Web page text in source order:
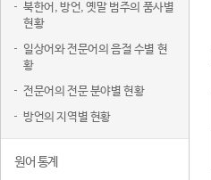
북한어, 방언, 옛말 범주의 품사별
현황
일상어와 전문어의 음절 수별 현
황
전문어의 전문 분야별 현황
방언의 지역별 현황
원어 통계